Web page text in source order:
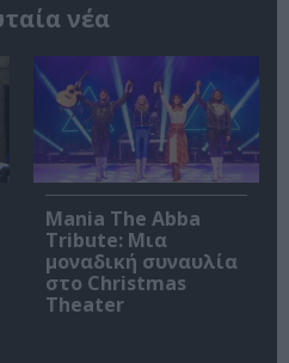
νέα
Mania The Abba
Tribute: Μια
μοναδική συναυλία
στο Christmas
Theater